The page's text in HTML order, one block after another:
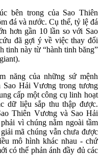
bên trong của Sao Thiên
đá và nước. Cụ thể, tỷ lệ đá
hơn gần 10 lần so với Sao
đã gợi ý về việc thay đổi
tinh này từ “hành tinh băng”
năng của những sứ mệnh
Hải Vương trong tương
cấp một công cụ linh hoạt
dữ liệu sắp thu thập được.
Thiên Vương và Sao Hải
vì chúng nằm ngoài tầm
mã chúng vẫn chưa được
mô hình khác nhau - chứ
có thể phản ánh đầy đủ các